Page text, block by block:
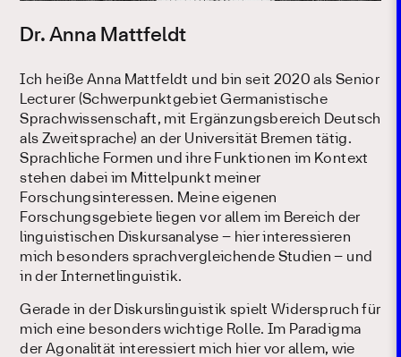
Dr. Anna Mattfeldt
Ich heiße Anna Mattfeldt und bin seit 2020 als Senior
Lecturer (Schwerpunktgebiet Germanistische
Sprachwissenschaft, mit Ergänzungsbereich Deutsch
als Zweitsprache) an der Universität Bremen tätig.
Sprachliche Formen und ihre Funktionen im Kontext
stehen dabei im Mittelpunkt meiner
Forschungsinteressen. Meine eigenen
Forschungsgebiete liegen vor allem im Bereich der
linguistischen Diskursanalyse – hier interessieren
mich besonders sprachvergleichende Studien – und
in der Internetlinguistik.
Gerade in der Diskurslinguistik spielt Widerspruch für
mich eine besonders wichtige Rolle. Im Paradigma
der Agonalität interessiert mich hier vor allem, wie